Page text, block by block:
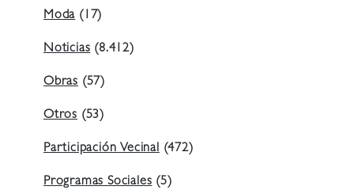
Moda(17)
Noticias(8.412)
Obras (57)
Otros (53)
Participación Vecinal(472)
Programas Sociales(5)